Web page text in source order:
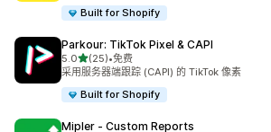
Built for Shopify
Parkour: TikTok Pixel & CAPI
5.0星（满分 5 星）
(25)
总共 25 条评论
•免费
采用服务器端跟踪 (CAPI) 的 TikTok 像素
Built for Shopify
Mipler ‑ Custom Reports